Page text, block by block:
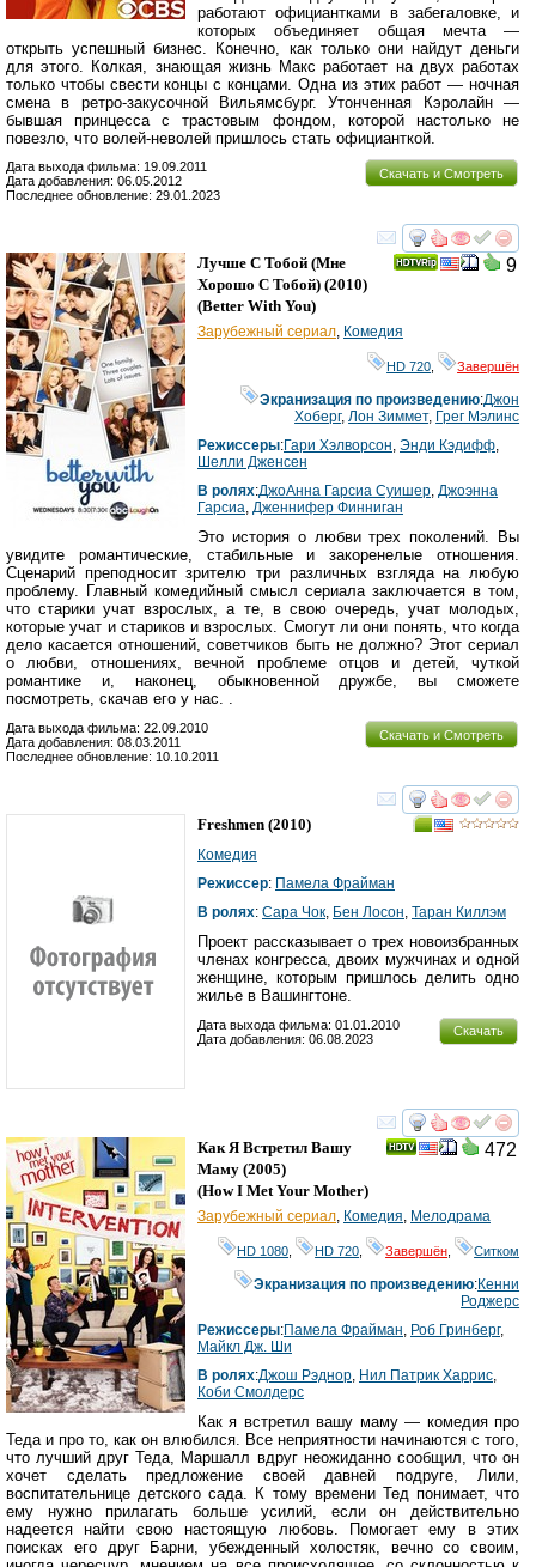
работают официантками в забегаловке, и
которых объединяет общая мечта —
открыть успешный бизнес. Конечно, как только они найдут деньги
для этого. Колкая, знающая жизнь Макс работает на двух работах
только чтобы свести концы с концами. Одна из этих работ — ночная
смена в ретро-закусочной Вильямсбург. Утонченная Кэролайн —
бывшая принцесса с трастовым фондом, которой настолько не
повезло, что волей-неволей пришлось стать официанткой.
Скачать и Смотреть
Дата выхода фильма: 19.09.2011
Дата добавления: 06.05.2012
Последнее обновление: 29.01.2023
смотреть
9
Лучше С Тобой (Мне
Хорошо С Тобой) (2010)
(Better With You)
Зарубежный сериал, Комедия
HD 720, Завершён
Экранизация по произведению:Джон
Хоберг,Лон Зиммет, Грег Мэлинс
Режиссеры:Гари Хэлворсон, Энди Кэдифф,
Шелли Дженсен
В ролях:ДжоАнна Гарсиа Суишер, Джоэнна
Гарсиа, Дженнифер Финниган
Это история о любви трех поколений. Вы
увидите романтические, стабильные и закоренелые отношения.
Сценарий преподносит зрителю три различных взгляда на любую
проблему. Главный комедийный смысл сериала заключается в том,
что старики учат взрослых, а те, в свою очередь, учат молодых,
которые учат и стариков и взрослых. Смогут ли они понять, что когда
дело касается отношений, советчиков быть не должно? Этот сериал
о любви, отношениях, вечной проблеме отцов и детей, чуткой
романтике и, наконец, обыкновенной дружбе, вы сможете
посмотреть, скачав его у нас. .
Скачать и Смотреть
Дата выхода фильма: 22.09.2010
Дата добавления: 08.03.2011
Последнее обновление: 10.10.2011
смотреть
Freshmen (2010)
Комедия
Режиссер: Памела Фрайман
В ролях: Сара Чок, Бен Лосон, Таран Киллэм
Проект рассказывает о трех новоизбранных
членах конгресса, двоих мужчинах и одной
женщине, которым пришлось делить одно
жилье в Вашингтоне.
Скачать
Дата выхода фильма: 01.01.2010
Дата добавления: 06.08.2023
смотреть
472
Как Я Встретил Вашу
Маму (2005)
(How I Met Your Mother)
Зарубежный сериал, Комедия, Мелодрама
HD 1080 HD 720 Завершён Ситком
Экранизация по произведению:Кенни
Роджерс
Режиссеры:Памела Фрайман, Роб Гринберг,
Майкл Дж. Ши
В ролях:Джош Рэднор, Нил Патрик Харрис,
Коби Смолдерс
Как я встретил вашу маму — комедия про
Теда и про то, как он влюбился. Все неприятности начинаются с того,
что лучший друг Теда, Маршалл вдруг неожиданно сообщил, что он
хочет сделать предложение своей давней подруге, Лили,
воспитательнице детского сада. К тому времени Тед понимает, что
ему нужно прилагать больше усилий, если он действительно
надеется найти свою настоящую любовь. Помогает ему в этих
поисках его друг Барни, убежденный холостяк, вечно со своим,